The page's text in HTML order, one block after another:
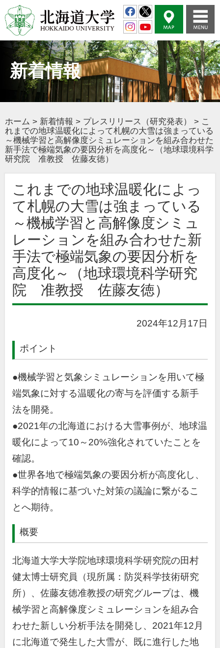
新着情報
ホーム > 新着情報 > プレスリリース（研究発表） > こ
れまでの地球温暖化によって札幌の大雪は強まっている
～機械学習と高解像度シミュレーションを組み合わせた
新手法で極端気象の要因分析を高度化～（地球環境科学
研究院 准教授 佐藤友徳）
これまでの地球温暖化によっ
て札幌の大雪は強まっている
～機械学習と高解像度シミュ
レーションを組み合わせた新
手法で極端気象の要因分析を
高度化～（地球環境科学研究
院 准教授 佐藤友徳）
2024年12月17日
ポイント
●機械学習と気象シミュレーションを用いて極
端気象に対する温暖化の寄与を評価する新手
法を開発。
●2021年の北海道における大雪事例が、地球温
暖化によって10 ～ 20%強化されていたことを
確認。
●世界各地で極端気象の要因分析が高度化し、
科学的情報に基づいた対策の議論に繋がるこ
とへ期待。
概要
北海道大学大学院地球環境科学研究院の田村
健太博士研究員（現所属：防災科学技術研究
所）、佐藤友徳准教授の研究グループは、機
械学習と高解像度シミュレーションを組み合
わせた新しい分析手法を開発し、 2021年12月
に北海道で発生した大雪が、既に進行した地